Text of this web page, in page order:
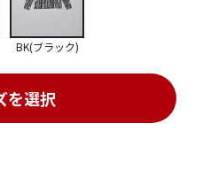
を選択
BK(ブラック)